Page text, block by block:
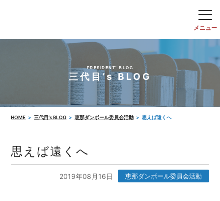
PRESIDENT' BLOG
三代目’s BLOG
HOME 三代目’s BLOG 恵那ダンボール委員会活動 思えば遠くへ
思えば遠くへ
2019年08月16日 恵那ダンボール委員会活動